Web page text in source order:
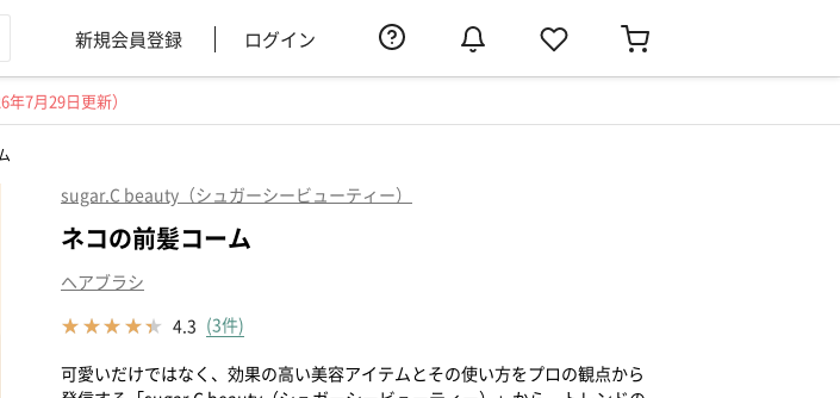
新規会員登録 ログイン
7月29日更新）
sugar.C beauty（シュガーシービューティー）
ネコの前髪コーム
ヘアブラシ
4.3 (3件)
可愛いだけではなく、効果の高い美容アイテムとその使い方をプロの観点から